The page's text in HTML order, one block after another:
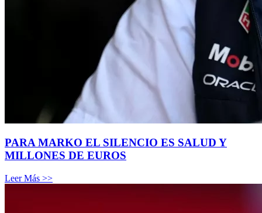
PARA MARKO EL SILENCIO ES SALUD Y
MILLONES DE EUROS
Leer Más >>